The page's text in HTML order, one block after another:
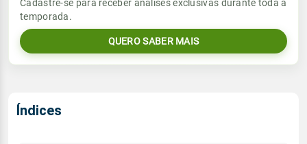
Umidade do ar
45%77%
Rajada de vento
Sol
08:15h às 19:03h
Lua
0.0mm
Umidade do ar
SSW - 4km/h
Rajada de vento
Sol
Cadastre-se para receber análises exclusivas durante toda a
temporada.
QUERO SABER MAIS
Índices